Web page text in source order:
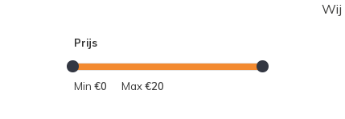
Prijs
Min €0 Max€20
Wij